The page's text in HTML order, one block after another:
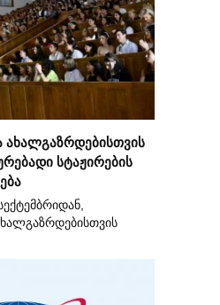
ახალგაზრდებისთვის
სტაჟირების